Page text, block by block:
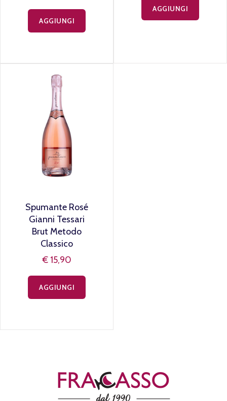
AGGIUNGI
AGGIUNGI
Spumante Rosé
Gianni Tessari
Brut Metodo
Classico
€ 15,90
AGGIUNGI